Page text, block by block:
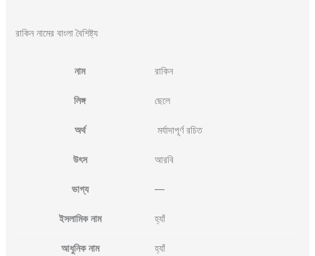
রাকিন নামের বাংলা বৈশিষ্ট্য
নাম রাকিন
লিঙ্গ ছেলে
অর্থ মর্যাদাপূর্ণ রচিত
উৎস আরবি
ভাগ্য —
ইসলামিক নাম হ্যাঁ
আধুনিক নাম হ্যাঁ